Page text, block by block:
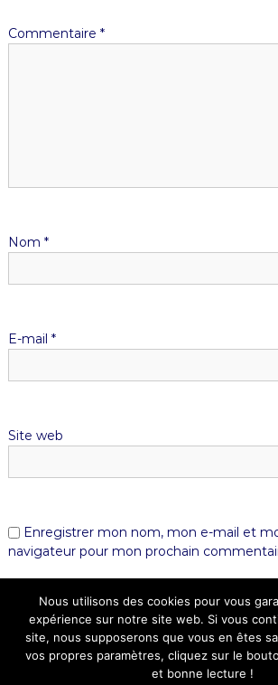
Commentaire *
Nom *
E-mail *
Site web
Enregistrer mon nom, mon e-mail et
navigateur pour mon prochain
Nous utilisons des cookies pour vous
expérience sur notre site web. Si vous
site, nous supposerons que vous en êtes
vos propres paramètres, cliquez sur le
et bonne lecture !